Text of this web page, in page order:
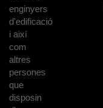
enginyers
d'edificació
i així
com
altres
persones
que
disposin